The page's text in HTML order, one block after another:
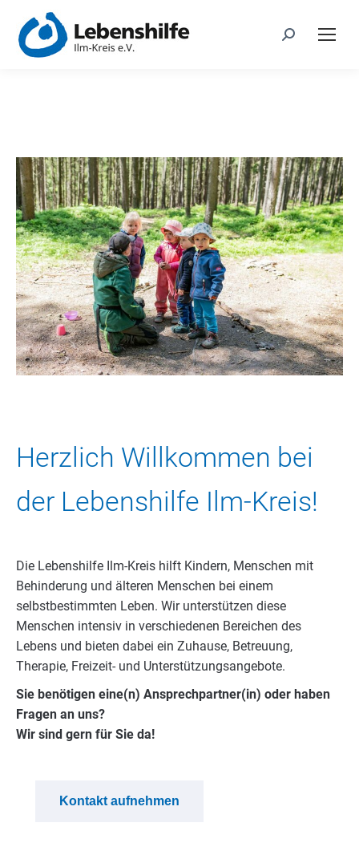
Search:
Herzlich Willkommen bei
der Lebenshilfe Ilm-Kreis!
Die Lebenshilfe Ilm-Kreis hilft Kindern, Menschen mit
Behinderung und älteren Menschen bei einem
selbstbestimmten Leben. Wir unterstützen diese
Menschen intensiv in verschiedenen Bereichen des
Lebens und bieten dabei ein Zuhause, Betreuung,
Therapie, Freizeit- und Unterstützungsangebote.
Sie benötigen eine(n) Ansprechpartner(in) oder haben
Fragen an uns?
Wir sind gern für Sie da!
Kontakt aufnehmen